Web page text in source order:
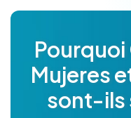
Mujeres
sont-ils